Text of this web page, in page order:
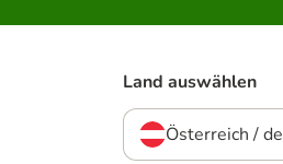
Land auswählen
Österreich / de